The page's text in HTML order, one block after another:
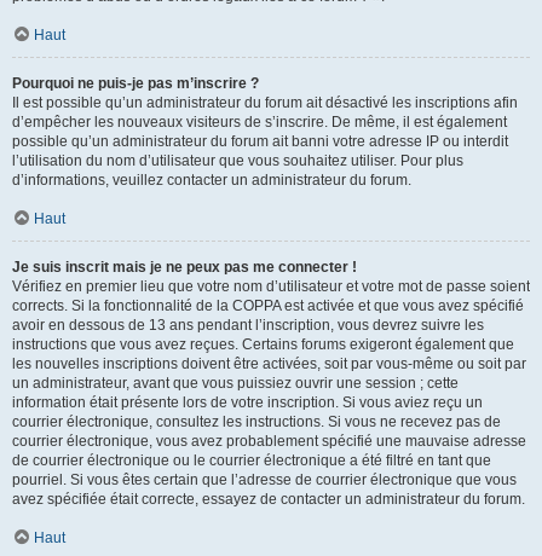
Haut
Pourquoi ne puis-je pas m’inscrire ?
Il est possible qu’un administrateur du forum ait désactivé les inscriptions afin
d’empêcher les nouveaux visiteurs de s’inscrire. De même, il est également
possible qu’un administrateur du forum ait banni votre adresse IP ou interdit
l’utilisation du nom d’utilisateur que vous souhaitez utiliser. Pour plus
d’informations, veuillez contacter un administrateur du forum.
Haut
Je suis inscrit mais je ne peux pas me connecter !
Vérifiez en premier lieu que votre nom d’utilisateur et votre mot de passe soient
corrects. Si la fonctionnalité de la COPPA est activée et que vous avez spécifié
avoir en dessous de 13 ans pendant l’inscription, vous devrez suivre les
instructions que vous avez reçues. Certains forums exigeront également que
les nouvelles inscriptions doivent être activées, soit par vous-même ou soit par
un administrateur, avant que vous puissiez ouvrir une session ; cette
information était présente lors de votre inscription. Si vous aviez reçu un
courrier électronique, consultez les instructions. Si vous ne recevez pas de
courrier électronique, vous avez probablement spécifié une mauvaise adresse
de courrier électronique ou le courrier électronique a été filtré en tant que
pourriel. Si vous êtes certain que l’adresse de courrier électronique que vous
avez spécifiée était correcte, essayez de contacter un administrateur du forum.
Haut